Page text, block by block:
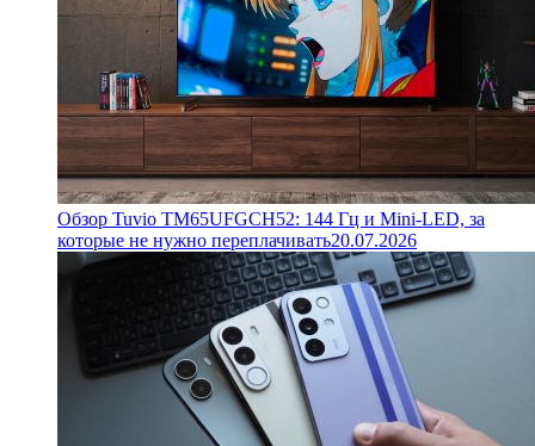
Обзор Tuvio TM65UFGCH52: 144 Гц и Mini-LED, за
которые не нужно переплачивать20.07.2026